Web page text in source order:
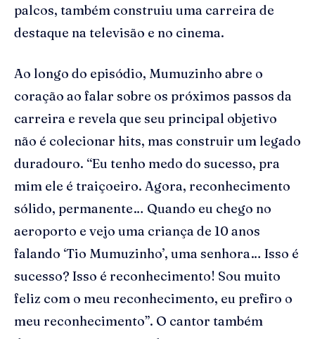
palcos, também construiu uma carreira de
destaque na televisão e no cinema.
Ao longo do episódio, Mumuzinho abre o
coração ao falar sobre os próximos passos da
carreira e revela que seu principal objetivo
não é colecionar hits, mas construir um legado
duradouro. “Eu tenho medo do sucesso, pra
mim ele é traiçoeiro. Agora, reconhecimento
sólido, permanente… Quando eu chego no
aeroporto e vejo uma criança de 10 anos
falando ‘Tio Mumuzinho’, uma senhora… Isso é
sucesso? Isso é reconhecimento! Sou muito
feliz com o meu reconhecimento, eu prefiro o
meu reconhecimento”. O cantor também